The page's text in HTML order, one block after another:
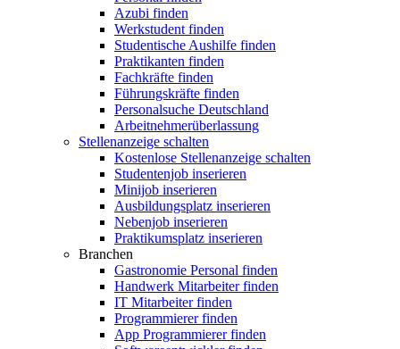
Azubi finden
Werkstudent finden
Studentische Aushilfe finden
Praktikanten finden
Fachkräfte finden
Führungskräfte finden
Personalsuche Deutschland
Arbeitnehmerüberlassung
Stellenanzeige schalten
Kostenlose Stellenanzeige schalten
Studentenjob inserieren
Minijob inserieren
Ausbildungsplatz inserieren
Nebenjob inserieren
Praktikumsplatz inserieren
Branchen
Gastronomie Personal finden
Handwerk Mitarbeiter finden
IT Mitarbeiter finden
Programmierer finden
App Programmierer finden